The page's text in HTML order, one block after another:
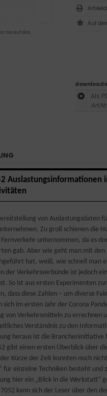
Sie auf das
downloads
Als
Auslastungsinformationen
von Auslastungsdaten
Zu groß schienen die
unternommen, da es
gab. Aber wie geht man mit
hat, weiß, wie schnell man
der Verkehrsverbünde ist jedoch
So ist aus ersten Experimenten
dass diese Zahlen – um diverse
sich im ersten Jahr der Corona
von Verkehrsmitteln zu
Verständnis zu den
heraus ist die
gibt einen ersten Überblick über
Kürze der Zeit konnten noch
für einzelne Techniken besteht
hier ein „Blick in die Werkstatt“
kann sich der Leser über den